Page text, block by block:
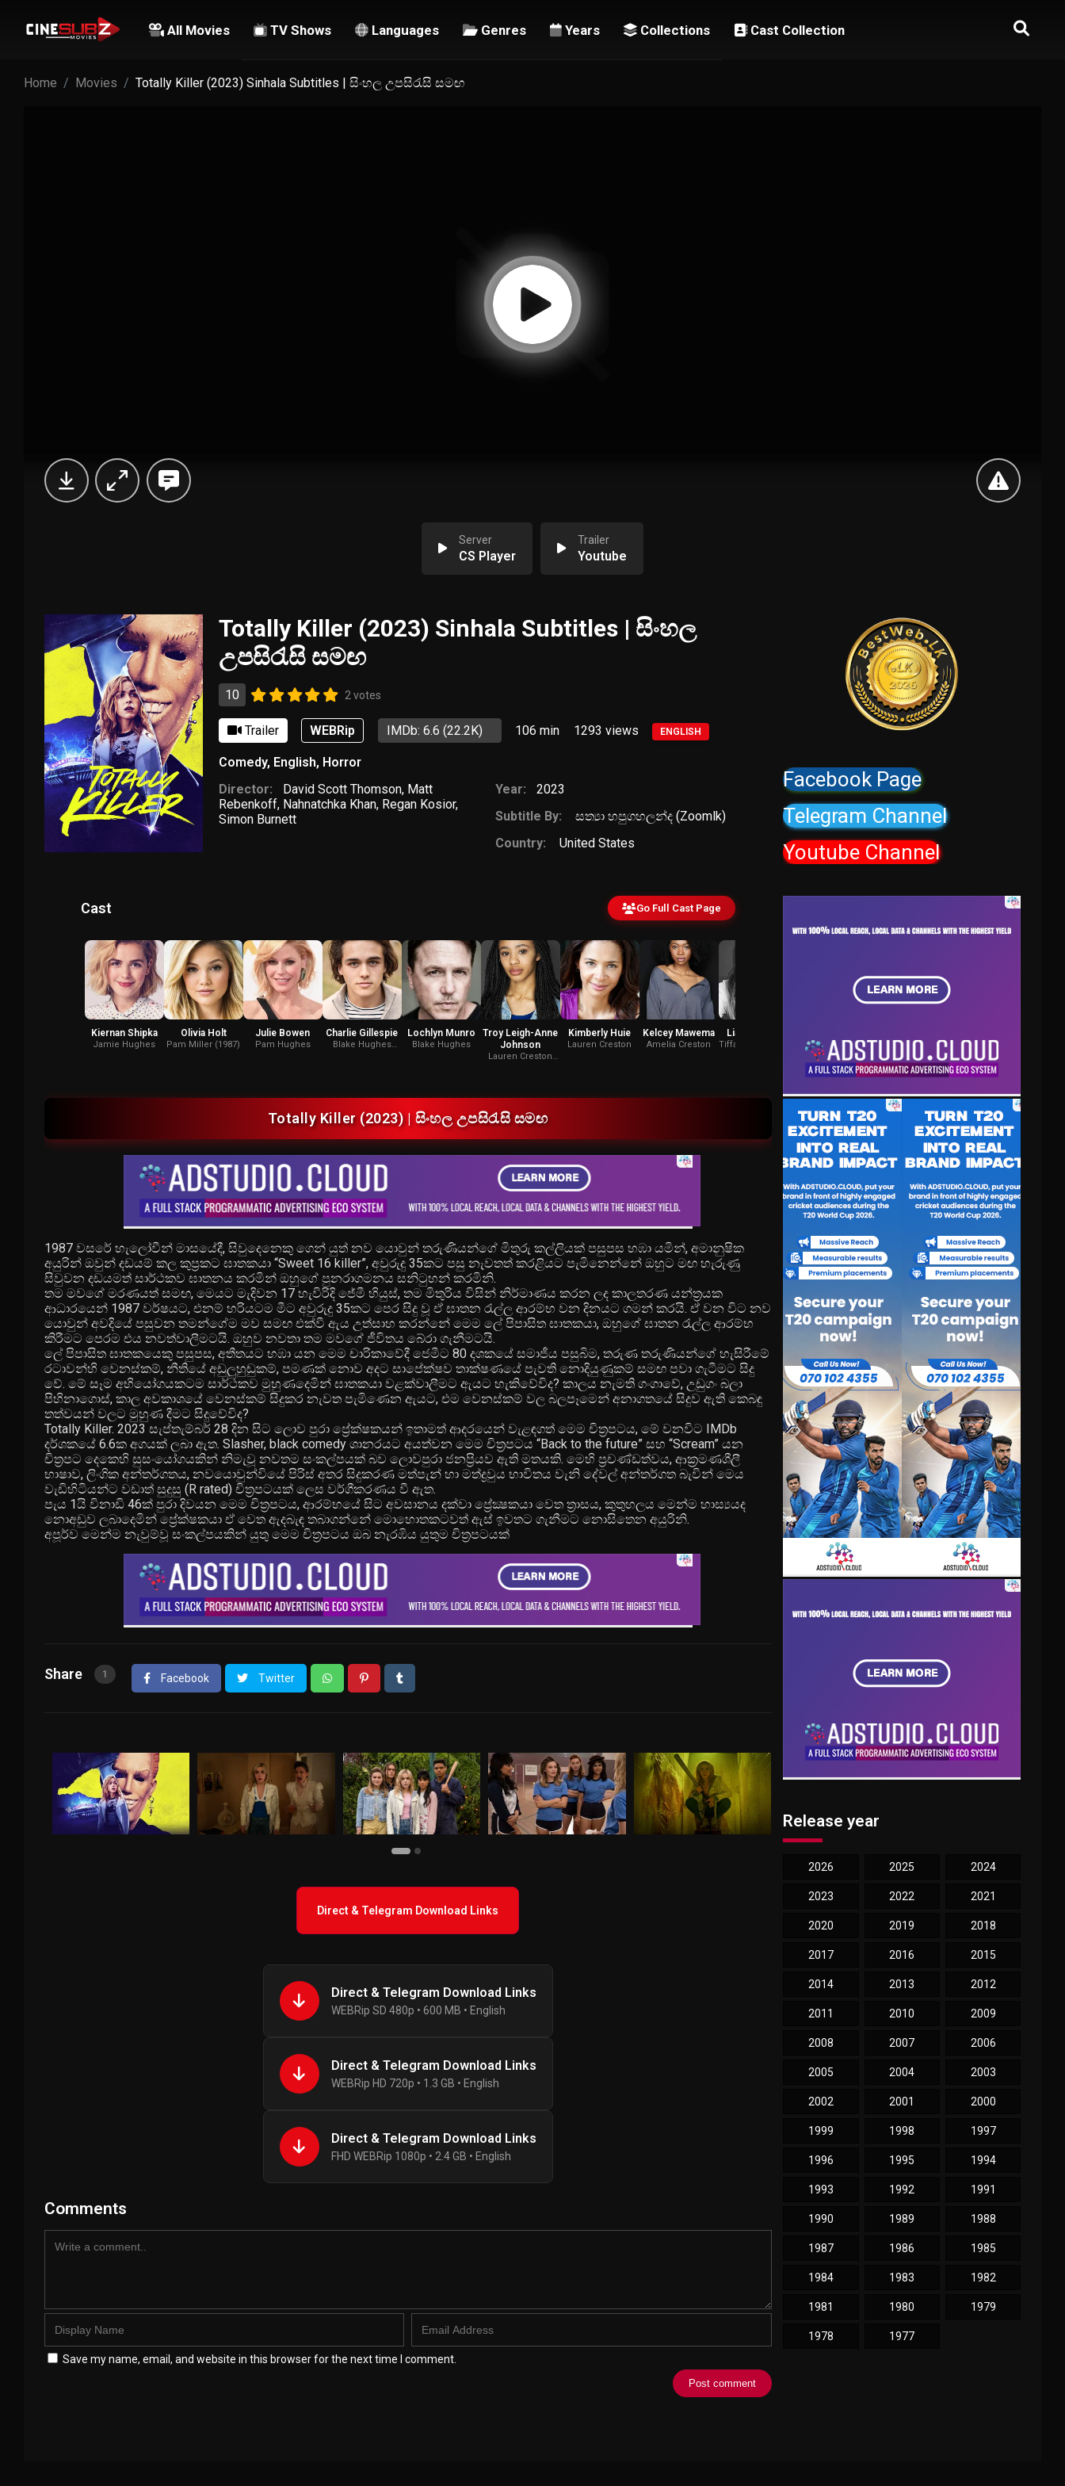
All Movies TV Shows Languages Genres Years Collections Cast Collection
Home Movies Totally Killer (2023) Sinhala Subtitles | සිංහල උපසිරැසි සමඟ
Server
CS Player
Trailer
Youtube
Totally Killer (2023) Sinhala Subtitles | සිංහල
උපසිරැසි සමඟ
10 2 votes
Trailer WEBRip IMDb: 6.6 (22.2K) 106 min 1293 views ENGLISH
Comedy, English, Horror
Director:
David Scott Thomson, Matt
Rebenkoff, Nahnatchka Khan, Regan Kosior,
Simon Burnett
Year:
2023
Subtitle By:
සත්‍යා හපුගහලන්ද (Zoomlk)
Country:
United States
Cast Go Full Cast Page
Kiernan Shipka
Jamie Hughes
Olivia Holt
Pam Miller (1987)
Julie Bowen
Pam Hughes
Charlie Gillespie
Blake Hughes
Lochlyn Munro
Blake Hughes
Troy Leigh-Anne
Johnson
Lauren Creston
Kimberly Huie
Lauren Creston
Kelcey Mawema
Amelia Creston
Liana Liberato
Tiffany Clark (1987)
Salvo
Marisa Song
(1987)
Totally Killer (2023) | සිංහල උපසිරැසි සමඟ
1987 වසරේ හැලෝවීන් මාසයේදී, සිවුදෙනෙකු ගෙන් යුත් නව යොවුන් තරුණියන්ගේ මිතුරු කල්ලියක් පසුපස හඹා යමින්, අමානුෂික
අයුරින් ඔවුන් දඩයම් කල කුප්‍රකට ඝාතකයා “Sweet 16 killer”, අවුරුදු 35කට පසු නැවතත් කරළියට පැමිනෙන්නේ ඔහුට මඟ හැරුණු
සිවුවන දඩයමත් සාර්ථකව ඝාතනය කරමින් ඔහුගේ පුනරාගමනය සනිටුහන් කරමිනි.
තම මවගේ මරණයත් සමඟ, මෙයට මැදිවන 17 හැවිරිදි ජේමී හියුස්, තම මිතුරිය විසින් නිර්මාණය කරන ලද කාලතරණ යන්ත්‍රයක
ආධාරයෙන් 1987 වර්ෂයට, එනම් හරියටම මීට අවුරුදු 35කට පෙර සිදු වූ ඒ ඝාතන රැල්ල ආරම්භ වන දිනයට ගමන් කරයි. ඒ වන විට නව
යොවුන් අවදියේ පසුවන තමන්ගේම මව සමඟ එක්වී ඇය උත්සාහ කරන්නේ මෙම ලේ පිපාසිත ඝාතකයා, ඔහුගේ ඝාතන රැල්ල ආරම්භ
කිරීමට පෙරම එය නවත්වාලීමටයි. ඔහුව නවතා තම මවගේ ජීවිතය බේරා ගැනීමටයි.
ලේ පිපාසිත ඝාතකයෙකු පසුපස, අතීතයට හඹා යන මෙම චාරිකාවේදී ජෙමීට 80 දශකයේ සමාජීය පසුබිම, තරුණ තරුණියන්ගේ හැසිරීමේ
රටාවන්හි වෙනස්කම්, නීතියේ අඩුලුහුඬුකම්, පමණක් නොව අදට සාපේක්ෂව තාක්ෂණයේ පැවති නොදියුණුකම් සමඟ පවා ගැටීමට සිදු
වේ. මේ සෑම අභියෝගයකටම සාර්ථකව මුහුණදෙමින් ඝාතකයා වළක්වාලීමට ඇයට හැකිවේවිද? කාලය නැමති ගංගාවේ, උඩුගං බලා
පිහිනාගොස්, කාල අවකාශයේ වෙනස්කම් සිදුකර නැවත පැමිණෙන ඇයට, එම වෙනස්කම් වල බලපෑමෙන් අනාගතයේ සිදුව ඇති කෙබඳු
තත්වයන් වලට මුහුණ දීමට සිදුවේවිද?
Totally Killer. 2023 සැප්තැම්බර් 28 දින සිට ලොව පුරා ප්‍රේක්ෂකයන් ඉතාමත් ආදරයෙන් වැළඳගත් මෙම චිත්‍රපටය, මේ වනවිට IMDb
දර්ශකයේ 6.6ක අගයක් ලබා ඇත. Slasher, black comedy ශානරයට අයත්වන මෙම චිත්‍රපටය “Back to the future” සහ “Scream” යන
චිත්‍රපට දෙකෙහි සුසංයෝගයකින් නිමැවූ නවතම සංකල්පයක් බව ලොවපුරා ජනප්‍රියව ඇති මතයකි. මෙහි ප්‍රචණ්ඩත්වය, ආක්‍රමණශීලී
භාෂාව, ලිංගික අන්තර්ගතය, නවයොවුන්වියේ පිරිස් අතර සිදුකරණ මත්පැන් හා මත්ද්‍රවුය භාවිතය වැනි දේවල් අන්තර්ගත බැවින් මෙය
වැඩිහිටියන්ට වඩාත් සුදුසු (R rated) චිත්‍රපටයක් ලෙස වර්ගීකරණය වී ඇත.
පැය 1යි විනාඩි 46ක් පුරා දිවයන මෙම චිත්‍රපටය, ආරම්භයේ සිට අවසානය දක්වා ප්‍රේක්‍ෂකයා වෙත ත්‍රාසය, කුතුහලය මෙන්ම හාස්‍යයද
නොඅඩුව ලබාදෙමින් ප්‍රේක්ෂකයා ඒ වෙත ඇදබැඳ තබාගන්නේ මොහොතකටවත් ඇස් ඉවතට ගැනීමට නොසිතෙන අයුරිනි.
අපූර්ව මෙන්ම නැවුම්වූ සංකල්පයකින් යුතු මෙම චිත්‍රපටය ඔබ නැරඹිය යුතුම චිත්‍රපටයක්
Share 1 Facebook Twitter
Direct & Telegram Download Links
Direct & Telegram Download Links
WEBRip SD 480p • 600 MB • English
Direct & Telegram Download Links
WEBRip HD 720p • 1.3 GB • English
Direct & Telegram Download Links
FHD WEBRip 1080p • 2.4 GB • English
Comments
Save my name, email, and website in this browser for the next time I comment.
Facebook Page
Telegram Channel
Youtube Channel
Release year
2026 2025 2024
2023 2022 2021
2020 2019 2018
2017 2016 2015
2014 2013 2012
2011 2010 2009
2008 2007 2006
2005 2004 2003
2002 2001 2000
1999 1998 1997
1996 1995 1994
1993 1992 1991
1990 1989 1988
1987 1986 1985
1984 1983 1982
1981 1980 1979
1978 1977